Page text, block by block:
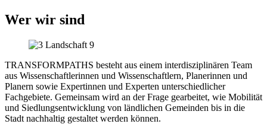
Wer wir sind
TRANSFORMPATHS besteht aus einem interdisziplinären Team
aus Wissenschaftlerinnen und Wissenschaftlern, Planerinnen und
Planern sowie Expertinnen und Experten unterschiedlicher
Fachgebiete. Gemeinsam wird an der Frage gearbeitet, wie Mobilität
und Siedlungsentwicklung von ländlichen Gemeinden bis in die
Stadt nachhaltig gestaltet werden können.